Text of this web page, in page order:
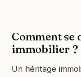
Comment se
immobilier ?
Un héritage